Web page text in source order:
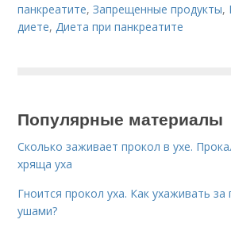
панкреатите,Запрещенные продукты,
диете,Диета при панкреатите
Популярные материалы
Сколько заживает прокол в ухе.
хряща уха
Гноится прокол уха. Как ухаживать
ушами?